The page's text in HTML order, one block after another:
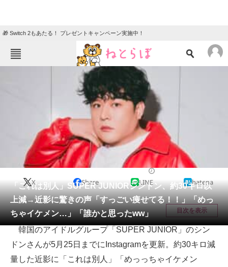
🎁 Switch 2もあたる！ プレゼントキャンペーン実施中！
ニュース
クイズ
教育・育児
リサーチ
会員記事
メディア
注目記事を集めた総合ページ
ITの今と未来を見通す
「これは別人」SUPER JUNIORシンドン、約30キロ以
上減→近影に驚きの声「すっごい痩せてる！！」「めっ
ちゃイケメン…」「誰かと思ったww」
X Share LINE hatena
目次を表示
韓国のアイドルグループ「SUPER JUNIOR」のシン
ドンさんが5月25日までにInstagramを更新。約30キロ減
量した近影に「これは別人」「めっっちゃイケメン